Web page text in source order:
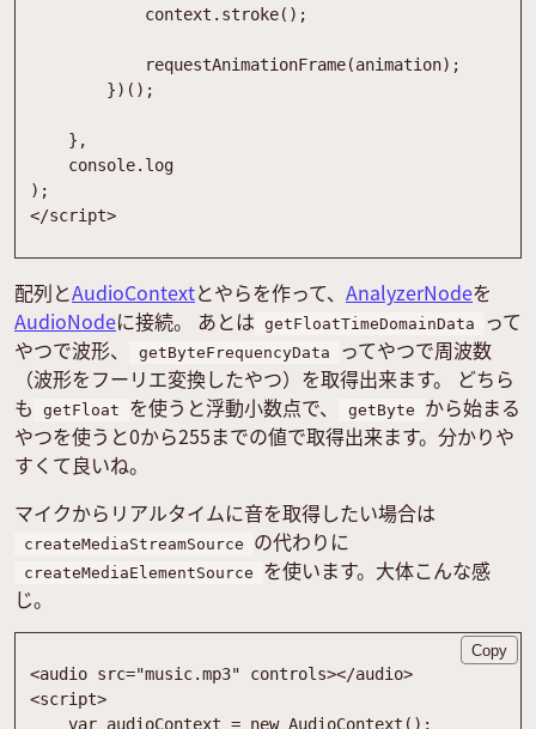
context . stroke( ) ;
requestAnimationFrame(animation) ;
}) ( ) ;
} ,
console. log
) ;
</script>
配列とAudioContextとやらを作って、 AnalyzerNodeを
AudioNodeに接続。 あとは getFloatTimeDomainData
って
やつで波形、
getByteFrequencyData
ってやつで周波数
（波形をフーリエ変換したやつ）を取得出来ます。 どちら
も
getFloat を使うと浮動小数点で、 getByte
から始まる
やつを使うと0から255までの値で取得出来ます。分かりや
すくて良いね。
マイクからリアルタイムに音を取得したい場合は
createMediaStreamSource の代わりに
createMediaElementSource
を使います。大体こんな感
じ。
Copy
<audio src="music.mp3" controls></audio>
<script>
var audioContext = new AudioContext ( ) ;